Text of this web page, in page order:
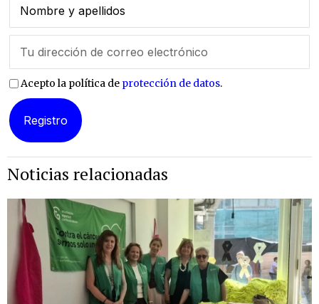
Acepto la política de protección de datos.
Noticias relacionadas